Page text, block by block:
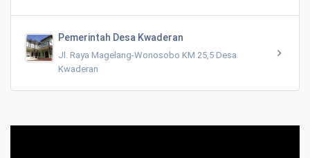
Pemerintah Desa Kwaderan
Jl. Raya Magelang-Wonosobo KM 25,5 Desa
Kwaderan